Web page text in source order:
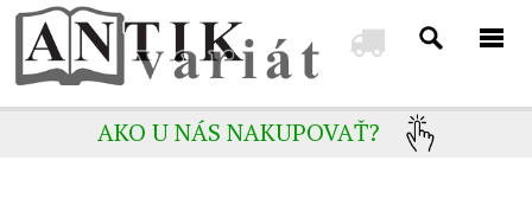
AKO U NÁS NAKUPOVAŤ?